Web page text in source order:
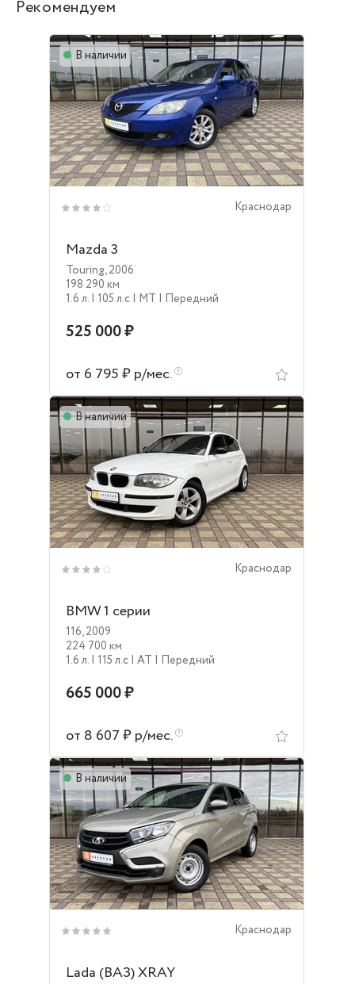
Рекомендуем
В наличии
Краснодар
Mazda 3
Touring,2006
198 290 км
1.6 л. | 105 л.c | MT | Передний
525 000 ₽
от 6 795 ₽ р/мес.
В наличии
Краснодар
BMW 1 серии
116,2009
224 700 км
1.6 л. | 115 л.c | AT | Передний
665 000 ₽
от 8 607 ₽ р/мес.
В наличии
Краснодар
Lada (ВАЗ) XRAY